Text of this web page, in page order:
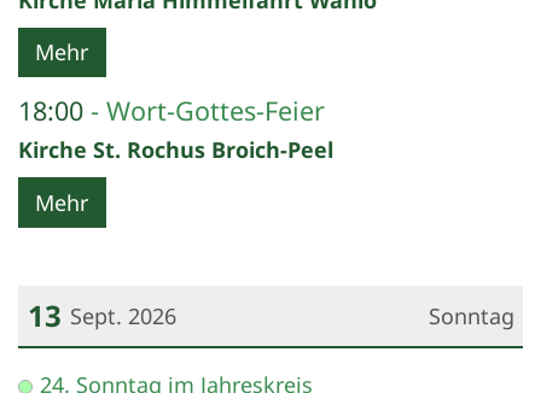
Mehr
18:00 Wort-Gottes-Feier
Kirche St. Rochus Broich-Peel
Mehr
Sonntag
13 Sept. 2026
Datum: 13. September 2026
24. Sonntag im Jahreskreis